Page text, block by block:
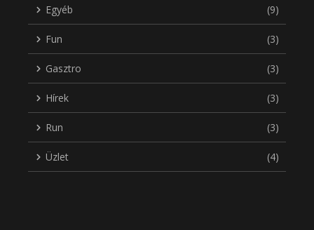
Egyéb (9)
Fun (3)
Gasztro (3)
Hírek (3)
Run (3)
Üzlet (4)